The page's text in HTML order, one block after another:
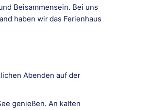
Beisammensein. Bei uns
haben wir das Ferienhaus
Abenden auf der
genießen. An kalten